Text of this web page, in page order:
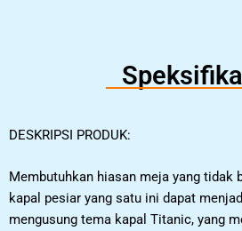
DESKRIPSI PRODUK:
Membutuhkan hiasan meja yang tidak
kapal pesiar yang satu ini dapat
mengusung tema kapal Titanic, yang